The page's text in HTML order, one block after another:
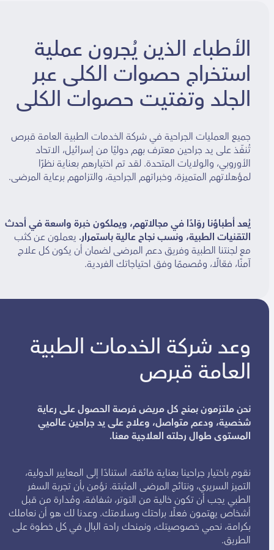
الأطباء الذين يُجرون عملية
استخراج حصوات الكلى عبر
الجلد وتفتيت حصوات الكلى
جميع العمليات الجراحية في شركة الخدمات الطبية العامة قبرص
تُنفّذ على يد جراحين معترف بهم دوليًا من إسرائيل، الاتحاد
الأوروبي، والولايات المتحدة. لقد تم اختيارهم بعناية نظرًا
لمؤهلاتهم المتميزة، وخبراتهم الجراحية، والتزامهم برعاية المرضى.
يُعد أطباؤنا روّادًا في مجالاتهم، ويملكون خبرة واسعة في أحدث
التقنيات الطبية، ونسب نجاح عالية باستمرار.يعملون عن كثب
مع لجنتنا الطبية وفريق دعم المرضى لضمان أن يكون كل علاج
آمنًا، فعّالًا، ومُصممًا وفق احتياجاتك الفردية.
وعد شركة الخدمات الطبية
العامة قبرص
نحن ملتزمون بمنح كل مريض فرصة الحصول على رعاية
شخصية، ودعم متواصل، وعلاج على يد جراحين عالميي
المستوى طوال رحلته العلاجية معنا.
نقوم باختيار جراحينا بعناية فائقة، استنادًا إلى المعايير الدولية،
التميز السريري، ونتائج المرضى المثبتة. نؤمن بأن تجربة السفر
الطبي يجب أن تكون خالية من التوتر، شفافة، ومُدارة من قبل
أشخاص يهتمون فعلًا براحتك وسلامتك. وعدنا لك هو أن نعاملك
بكرامة، نحمي خصوصيتك، ونمنحك راحة البال في كل خطوة على
الطريق.